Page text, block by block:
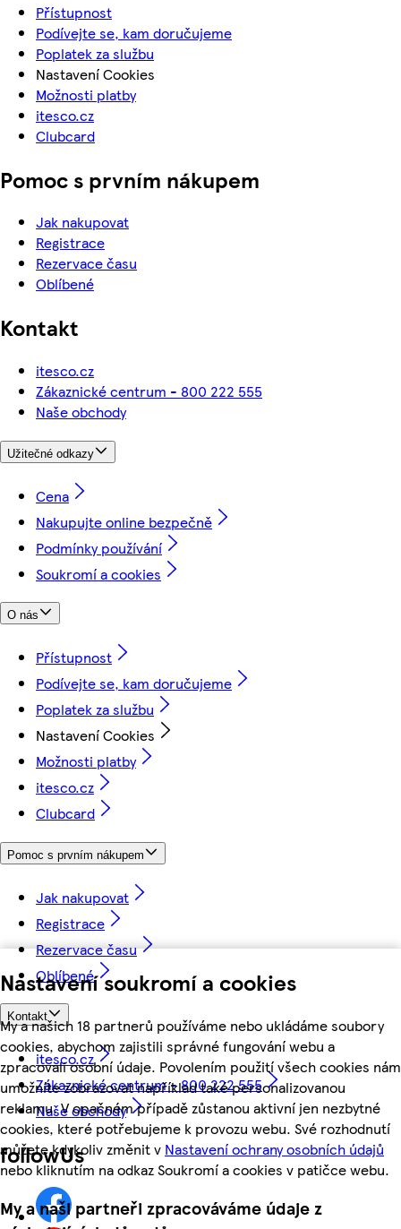
Nastavení soukromí a cookies
My a našich 18 partnerů používáme nebo ukládáme soubory
cookies, abychom zajistili správné fungování webu a
zpracovali osobní údaje. Povolením použití všech cookies nám
umožníte zobrazovat například také personalizovanou
reklamu. V opačném případě zůstanou aktivní jen nezbytné
cookies, které potřebujeme k provozu webu. Své rozhodnutí
můžete kdykoliv změnit v Nastavení ochrany osobních údajů
nebo kliknutím na odkaz Soukromí a cookies v patičce webu.
My a naši partneři zpracováváme údaje z
Přístupnost
Podívejte se, kam doručujeme
Poplatek za službu
Nastavení Cookies
Možnosti platby
itesco.cz
Clubcard
Pomoc s prvním nákupem
Jak nakupovat
Registrace
Rezervace času
Oblíbené
Kontakt
itesco.cz
Zákaznické centrum - 800 222 555
Naše obchody
Užitečné odkazy
Cena
Nakupujte online bezpečně
Podmínky používání
Soukromí a cookies
O nás
Přístupnost
Podívejte se, kam doručujeme
Poplatek za službu
Nastavení Cookies
Možnosti platby
itesco.cz
Clubcard
Pomoc s prvním nákupem
Jak nakupovat
Registrace
Rezervace času
Oblíbené
Kontakt
itesco.cz
Zákaznické centrum - 800 222 555
Naše obchody
followUs